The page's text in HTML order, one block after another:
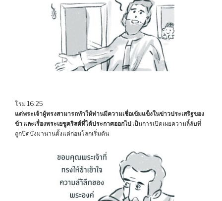
โรม 16:25
แด่พระเจ้าผู้ทรงสามารถทำให้ท่านมีความเชื่อเข้มแข็งในข่าวประเสริฐของ
ข้า และเรื่องพระเยซูคริสต์ที่ได้ประกาศออกไป เป็นการเปิดเผยความลี้ลับที่
ถูกปิดบังมานานตั้งแต่ก่อนโลกเริ่มต้น